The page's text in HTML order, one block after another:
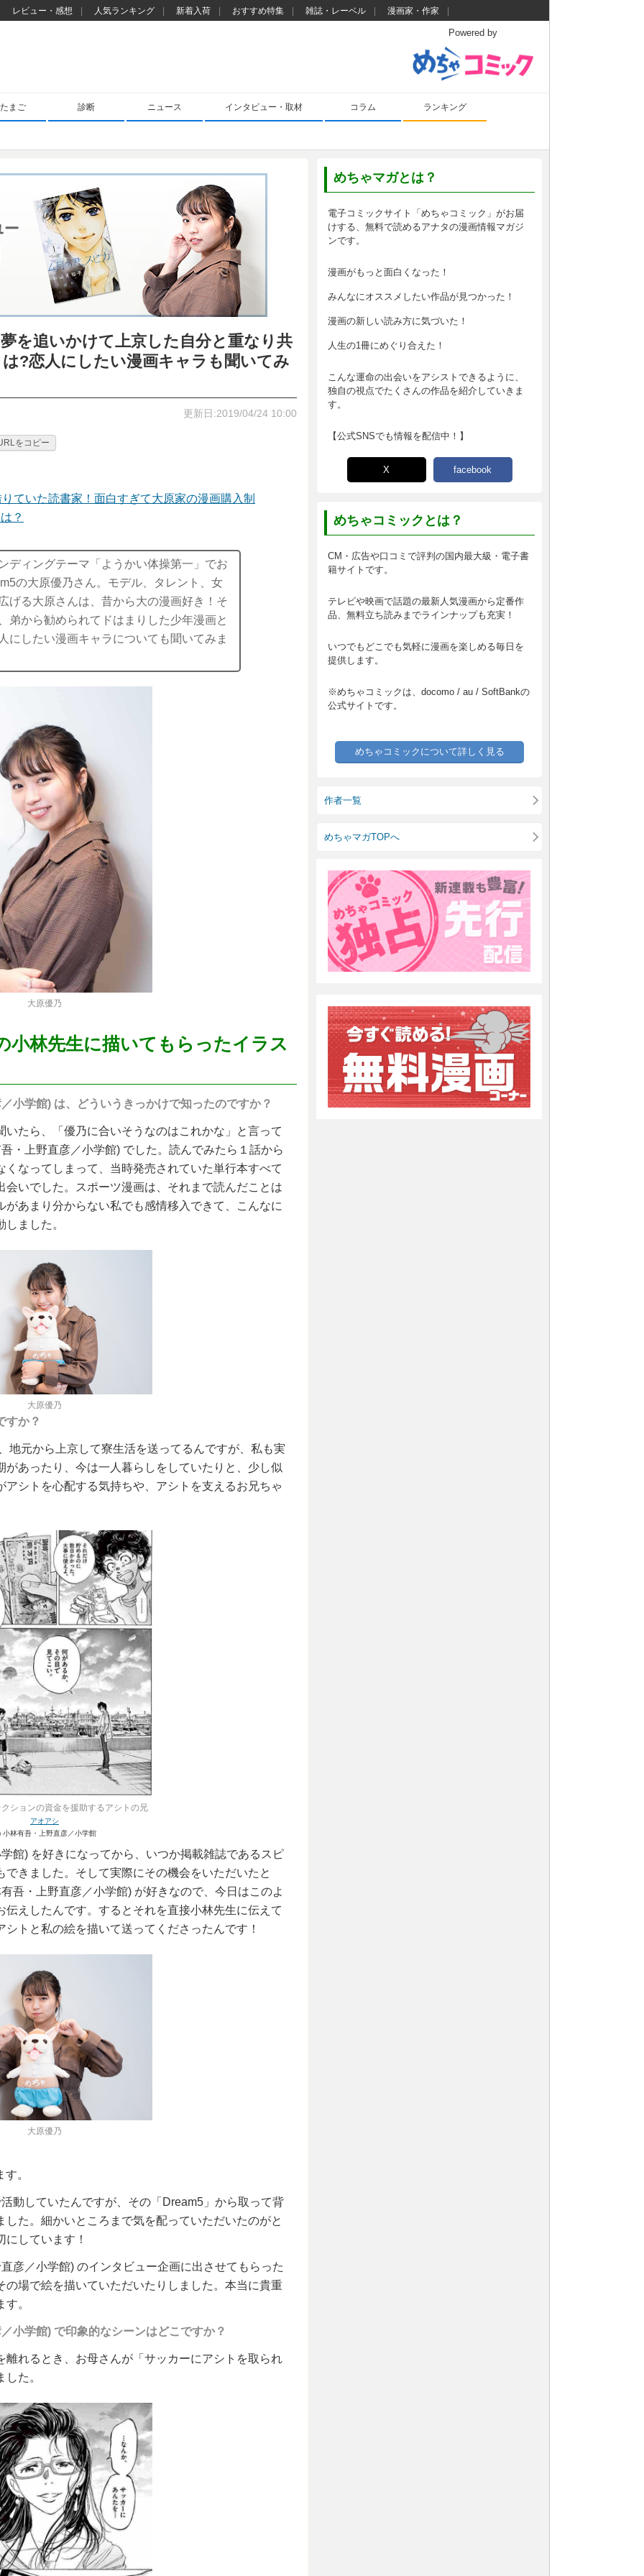
レビュー・感想 人気ランキング 新着入荷 おすすめ特集 雑誌・レーベル 漫画家・作家
Powered by
まご 診断 ニュース インタビュー・取材 コラム ランキング
を追いかけて上京した自分と重なり共
?恋人にしたい漫画キャラも聞いてみ
更新日:2019/04/24 10:00
をコピー
ていた読書家！面白すぎて大原家の漫画購入制
？
ディングテーマ「ようかい体操第一」でお
の大原優乃さん。モデル、タレント、女
げる大原さんは、昔から大の漫画好き！そ
弟から勧められてドはまりした少年漫画と
にしたい漫画キャラについても聞いてみま
大原優乃
小林先生に描いてもらったイラス
小学館) は、どういうきっかけで知ったのですか？
たら、「優乃に合いそうなのはこれかな」と言って
・上野直彦／小学館) でした。読んでみたら１話から
なってしまって、当時発売されていた単行本すべて
いでした。スポーツ漫画は、それまで読んだことは
あまり分からない私でも感情移入できて、こんなに
ました。
大原優乃
すか？
地元から上京して寮生活を送ってるんですが、私も実
あったり、今は一人暮らしをしていたりと、少し似
シトを心配する気持ちや、アシトを支えるお兄ちゃ
ションの資金を援助するアシトの兄
アオアシ
小林有吾・上野直彦／小学館
館) を好きになってから、いつか掲載雑誌であるスピ
きました。そして実際にその機会をいただいたと
吾・上野直彦／小学館) が好きなので、今日はこのよ
えしたんです。するとそれを直接小林先生に伝えて
トと私の絵を描いて送ってくださったんです！
大原優乃
。
動していたんですが、その「Dream5」から取って背
た。細かいところまで気を配っていただいたのがと
しています！
彦／小学館) のインタビュー企画に出させてもらった
場で絵を描いていただいたりしました。本当に貴重
。
小学館) で印象的なシーンはどこですか？
れるとき、お母さんが「サッカーにアシトを取られ
た。
めちゃマガとは？
電子コミックサイト「めちゃコミック」がお届
けする、無料で読めるアナタの漫画情報マガジ
ンです。
漫画がもっと面白くなった！
みんなにオススメしたい作品が見つかった！
漫画の新しい読み方に気づいた！
人生の1冊にめぐり合えた！
こんな運命の出会いをアシストできるように、
独自の視点でたくさんの作品を紹介していきま
す。
【公式SNSでも情報を配信中！】
X facebook
めちゃコミックとは？
CM・広告や口コミで評判の国内最大級・電子書
籍サイトです。
テレビや映画で話題の最新人気漫画から定番作
品、無料立ち読みまでラインナップも充実！
いつでもどこでも気軽に漫画を楽しめる毎日を
提供します。
※めちゃコミックは、docomo / au / SoftBankの
公式サイトです。
めちゃコミックについて詳しく見る
作者一覧
めちゃマガTOPへ